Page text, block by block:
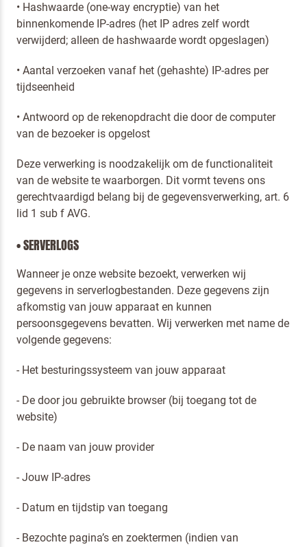
• Hashwaarde (one-way encryptie) van het
binnenkomende IP-adres (het IP adres zelf wordt
verwijderd; alleen de hashwaarde wordt opgeslagen)
• Aantal verzoeken vanaf het (gehashte) IP-adres per
tijdseenheid
• Antwoord op de rekenopdracht die door de computer
van de bezoeker is opgelost
Deze verwerking is noodzakelijk om de functionaliteit
van de website te waarborgen. Dit vormt tevens ons
gerechtvaardigd belang bij de gegevensverwerking, art. 6
lid 1 sub f AVG.
• SERVERLOGS
Wanneer je onze website bezoekt, verwerken wij
gegevens in serverlogbestanden. Deze gegevens zijn
afkomstig van jouw apparaat en kunnen
persoonsgegevens bevatten. Wij verwerken met name de
volgende gegevens:
- Het besturingssysteem van jouw apparaat
- De door jou gebruikte browser (bij toegang tot de
website)
- De naam van jouw provider
- Jouw IP-adres
- Datum en tijdstip van toegang
- Bezochte pagina’s en zoektermen (indien van